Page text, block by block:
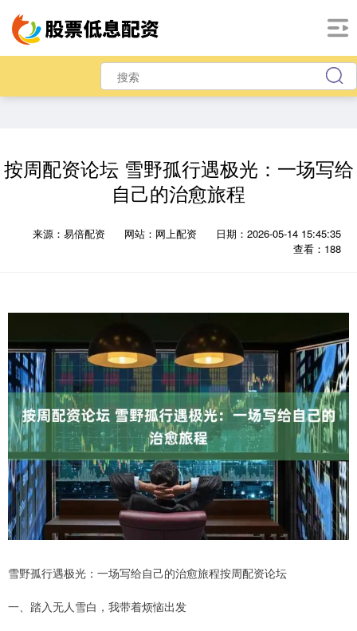
按周配资论坛 雪野孤行遇极光：一场写给
自己的治愈旅程
来源：易倍配资 网站：网上配资
日期：2026-05-14 15:45:35
查看：188
雪野孤行遇极光：一场写给自己的治愈旅程按周配资论坛
一、踏入无人雪白，我带着烦恼出发